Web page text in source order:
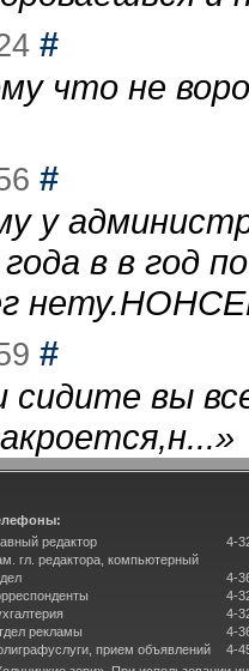
#
что не
#
у
в в год
#
сидите вы
»
редактор
гл. редактора, компьютерный
рекламы
прием объявлений
4-
4-
4-
4-
4-
4-